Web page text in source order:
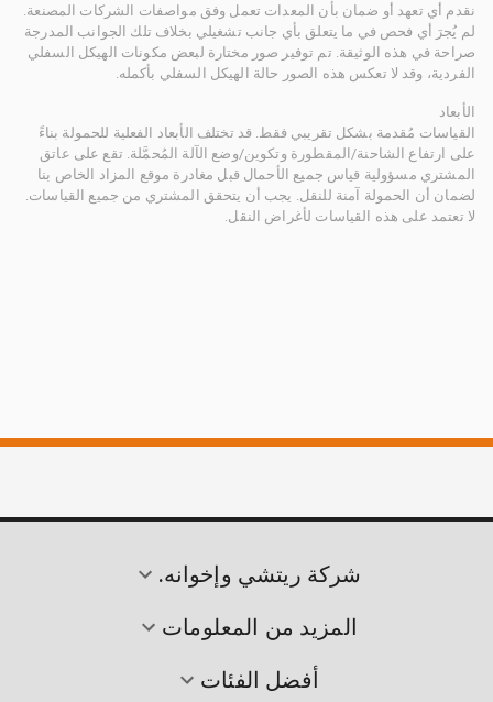
نقدم أي تعهد أو ضمان بأن المعدات تعمل وفق مواصفات الشركات المصنعة.
لم يُجرَ أي فحص في ما يتعلق بأي جانب تشغيلي بخلاف تلك الجوانب المدرجة
صراحة في هذه الوثيقة. تم توفير صور مختارة لبعض مكونات الهيكل السفلي
الفردية، وقد لا تعكس هذه الصور حالة الهيكل السفلي بأكمله.
الأبعاد
القياسات مُقدمة بشكل تقريبي فقط. قد تختلف الأبعاد الفعلية للحمولة بناءً
على ارتفاع الشاحنة/المقطورة وتكوين/وضع الآلة المُحمَّلة. تقع على عاتق
المشتري مسؤولية قياس جميع الأحمال قبل مغادرة موقع المزاد الخاص بنا
لضمان أن الحمولة آمنة للنقل. يجب أن يتحقق المشتري من جميع القياسات.
لا تعتمد على هذه القياسات لأغراض النقل.
شركة ريتشي وإخوانه.
المزيد من المعلومات
أفضل الفئات